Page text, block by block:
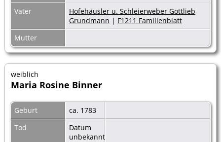
Vater
Hofehäusler u. Schleierweber Gottlieb
Grundmann | F1211 Familienblatt
Mutter
weiblich
Maria Rosine Binner
Geburt
ca. 1783
Tod
Datum
unbekannt